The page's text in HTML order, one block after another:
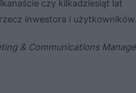
czy kilkadziesiąt lat
inwestora i użytkowników.
& Communications